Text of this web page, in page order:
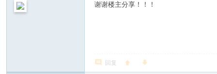
谢谢楼主分享！！！
回复